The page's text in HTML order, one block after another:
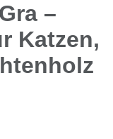
–
Katzen,